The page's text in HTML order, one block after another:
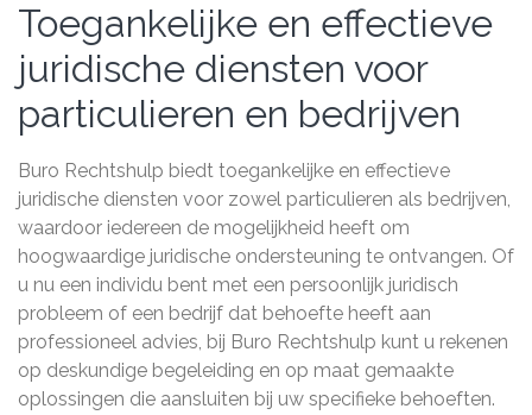
Toegankelijke en effectieve
juridische diensten voor
particulieren en bedrijven
Buro Rechtshulp biedt toegankelijke en effectieve
juridische diensten voor zowel particulieren als bedrijven,
waardoor iedereen de mogelijkheid heeft om
hoogwaardige juridische ondersteuning te ontvangen. Of
u nu een individu bent met een persoonlijk juridisch
probleem of een bedrijf dat behoefte heeft aan
professioneel advies, bij Buro Rechtshulp kunt u rekenen
op deskundige begeleiding en op maat gemaakte
oplossingen die aansluiten bij uw specifieke behoeften.